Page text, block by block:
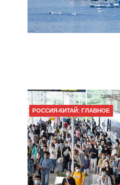
РОССИЯ-КИТАЙ: ГЛАВНОЕ